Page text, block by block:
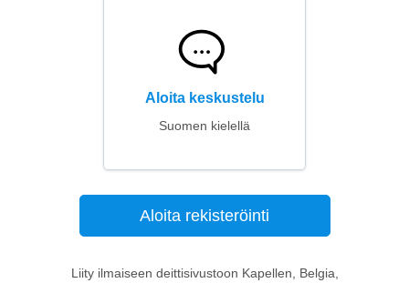
Aloita keskustelu
Suomen kielellä
Aloita rekisteröinti
Liity ilmaiseen deittisivustoon Kapellen, Belgia,